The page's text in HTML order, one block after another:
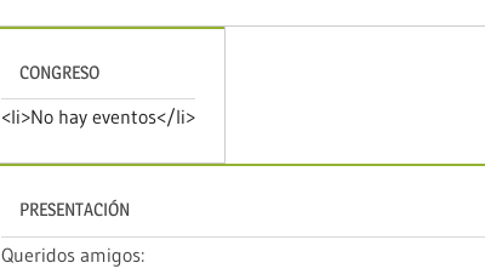
CONGRESO
<li>No hay eventos</li>
PRESENTACIÓN
Queridos amigos: